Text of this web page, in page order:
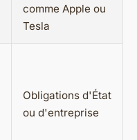
comme Apple ou
Tesla
Obligations d'État
ou d'entreprise